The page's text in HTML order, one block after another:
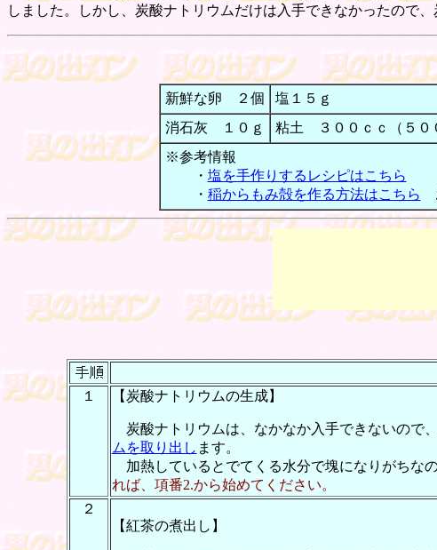
しました。しかし、炭酸ナトリウムだけは入手できなかったの
新鮮な卵 ２個 塩１５ｇ
消石灰 １０ｇ
粘土 ３００ｃｃ（５０
※参考情報
・ 塩を手作りするレシピはこちら
・ 稲からもみ殻を作る方法はこちら
１
【炭酸ナトリウムの生成】
炭酸ナトリウムは、なかなか入手できないので
ムを取り出し ます。
加熱しているとでてくる水分で塊になりがちな
れば、項番2.から始めてください。
２
【紅茶の煮出し】